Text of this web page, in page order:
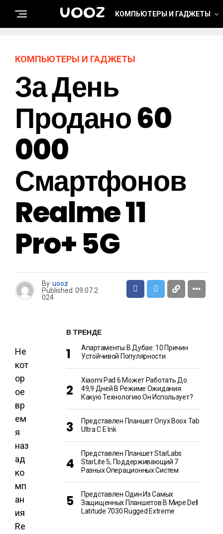
UOOZ КОМПЬЮТЕРЫ И ГАДЖЕТЫ
КОМПЬЮТЕРЫ И ГАДЖЕТЫ
За День
Продано 60
000
Смартфонов
Realme 11
Pro+ 5G
By uooz
Published 09.07.2
024
Не
кот
ор
ое
вр
ем
я
наз
ад
ко
мп
ан
ия
Re
В ТРЕНДЕ
Апартаменты В Дубае: 10 Причин
Устойчивой Популярности
Xiaomi Pad 6 Может Работать До
49,9 Дней В Режиме Ожидания.
Какую Технологию Он Использует?
Представлен Планшет Onyx Boox Tab
Ultra C E Ink
Представлен Планшет StarLabs
StarLite 5, Поддерживающий 7
Разных Операционных Систем
Представлен Один Из Самых
Защищенных Планшетов В Мире Dell
Latitude 7030 Rugged Extreme